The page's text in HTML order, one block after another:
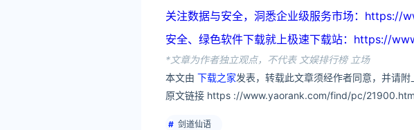
关注数据与安全，洞悉企业级服务市场：https://
安全、绿色软件下载就上极速下载站：https://
*文章为作者独立观点，不代表 文娱排行榜 立场
本文由 下载之家发表，转载此文章须经作者同意，并请附
原文链接 https ://www.yaorank.com/find/pc/
剑道仙语